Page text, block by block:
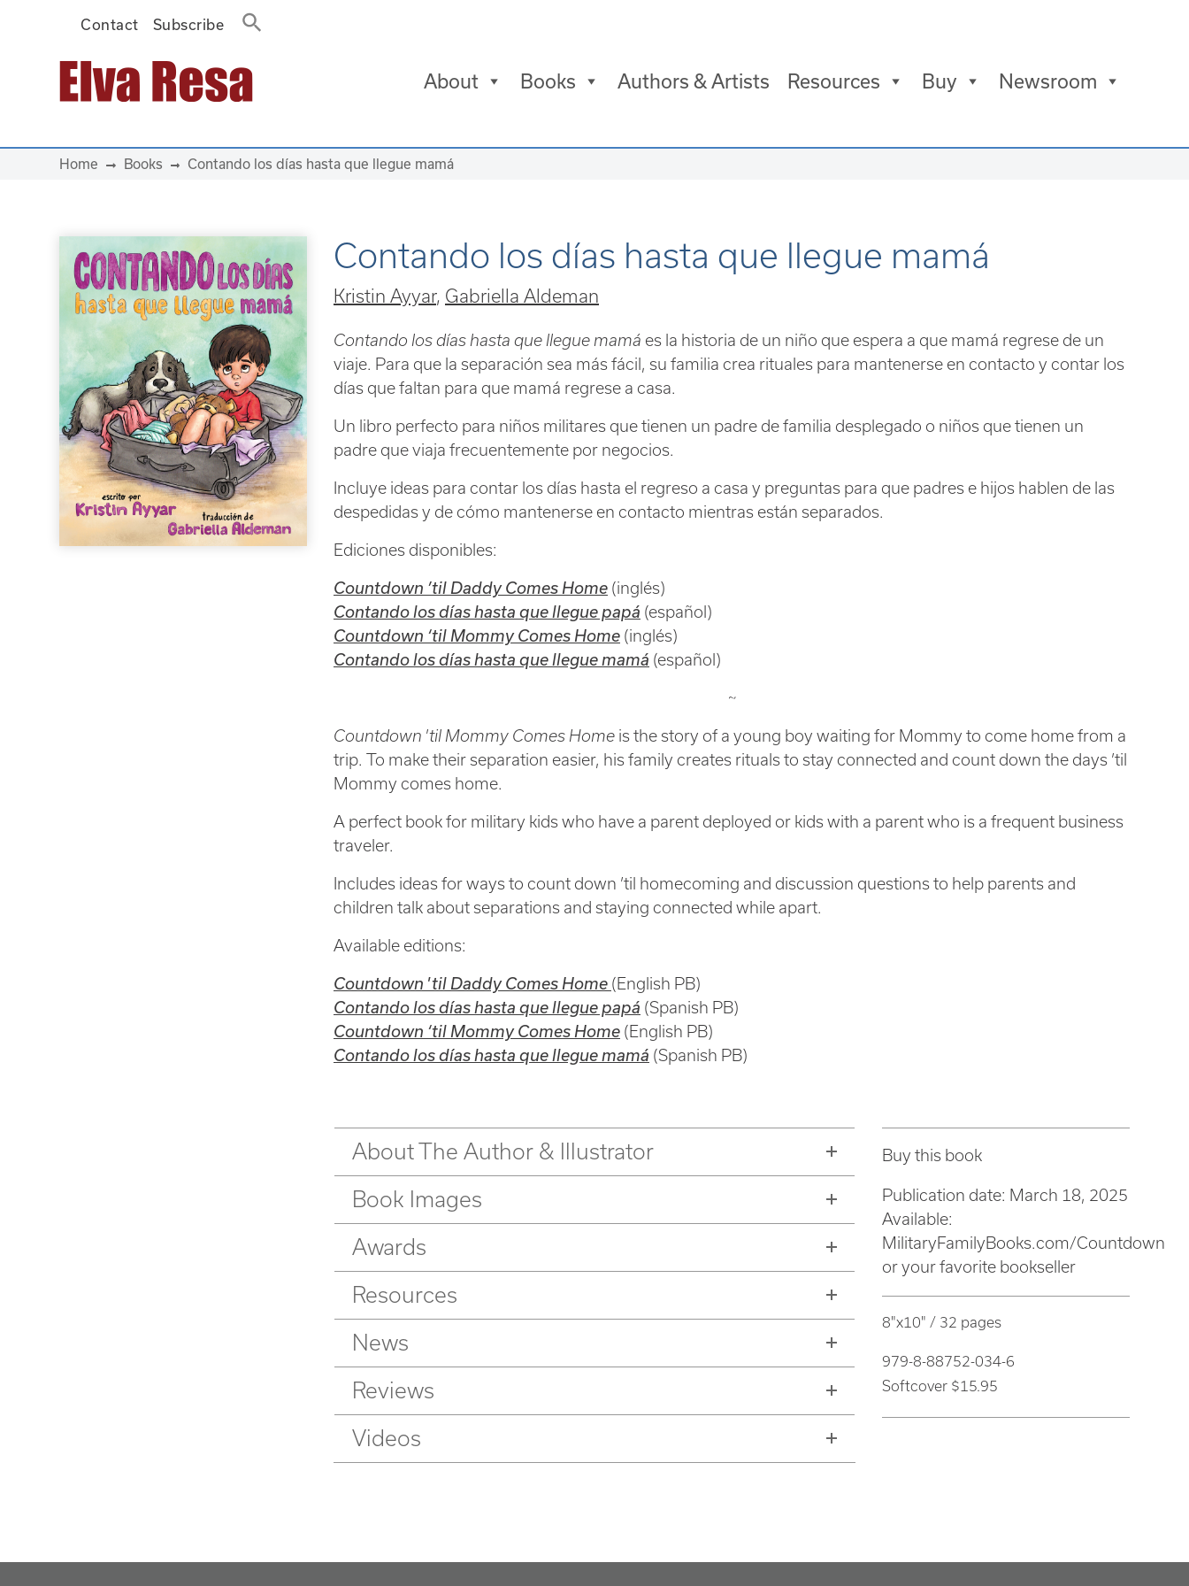
Contact Subscribe
Main Navigation About Books Authors & Artists Resources Buy Newsroom
Home Books Contando los días hasta que llegue mamá
Contando los días hasta que llegue mamá
Kristin Ayyar Gabriella Aldeman
Contando los días hasta que llegue mamá es la historia de un niño que espera a que mamá regrese de un
viaje. Para que la separación sea más fácil, su familia crea rituales para mantenerse en contacto y contar los
días que faltan para que mamá regrese a casa.
Un libro perfecto para niños militares que tienen un padre de familia desplegado o niños que tienen un
padre que viaja frecuentemente por negocios.
Incluye ideas para contar los días hasta el regreso a casa y preguntas para que padres e hijos hablen de las
despedidas y de cómo mantenerse en contacto mientras están separados.
Ediciones disponibles:
Countdown ’til Daddy Comes Home (inglés)
Contando los días hasta que llegue papá (español)
Countdown ‘til Mommy Comes Home (inglés)
Contando los días hasta que llegue mamá (español)
~
Countdown ’til Mommy Comes Home is the story of a young boy waiting for Mommy to come home from a
trip. To make their separation easier, his family creates rituals to stay connected and count down the days ’til
Mommy comes home.
A perfect book for military kids who have a parent deployed or kids with a parent who is a frequent business
traveler.
Includes ideas for ways to count down ’til homecoming and discussion questions to help parents and
children talk about separations and staying connected while apart.
Available editions:
Countdown ’til Daddy Comes Home (English PB)
Contando los días hasta que llegue papá (Spanish PB)
Countdown ‘til Mommy Comes Home (English PB)
Contando los días hasta que llegue mamá (Spanish PB)
About The Author & Illustrator
Book Images
Awards
Resources
News
Reviews
Videos
Buy this book
Publication date: March 18, 2025
Available:
MilitaryFamilyBooks.com/Countdown
or your favorite bookseller
8"x10" / 32 pages
979-8-88752-034-6
Softcover $15.95